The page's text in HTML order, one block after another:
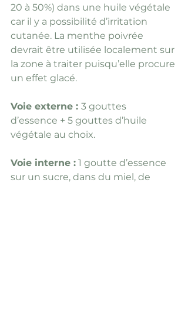
20 à 50%) dans une huile végétale
car il y a possibilité d’irritation
cutanée. La menthe poivrée
devrait être utilisée localement sur
la zone à traiter puisqu’elle procure
un effet glacé.
Voie externe : 3 gouttes
d’essence + 5 gouttes d’huile
végétale au choix.
Voie interne : 1 goutte d’essence
sur un sucre, dans du miel, de